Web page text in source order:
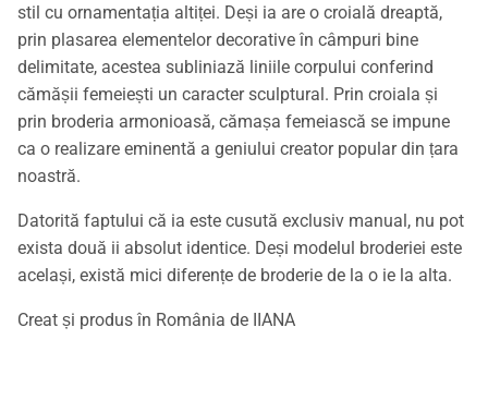
stil cu ornamentația altiței. Deși ia are o croială dreaptă,
prin plasarea elementelor decorative în câmpuri bine
delimitate, acestea subliniază liniile corpului conferind
cămășii femeiești un caracter sculptural. Prin croiala și
prin broderia armonioasă, cămașa femeiască se impune
ca o realizare eminentă a geniului creator popular din țara
noastră.
Datorită faptului că ia este cusută exclusiv manual, nu pot
exista două ii absolut identice. Deși modelul broderiei este
același, există mici diferențe de broderie de la o ie la alta.
Creat și produs în România de IIANA